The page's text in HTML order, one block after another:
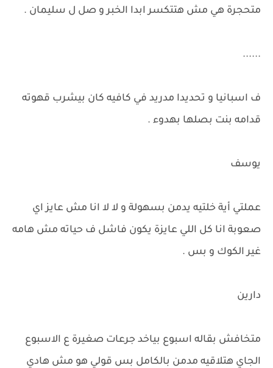
متحجرة هي مش هتتكسر ابدا الخبر و صل ل سليمان .
......
ف اسبانيا و تحديدا مدريد في كافيه كان بيشرب قهوته
قدامه بنت بصلها بهدوء .
يوسف
عملتي أية خلتيه يدمن بسهولة و لا لا انا مش عايز اي
صعوبة انا كل اللي عايزة يكون فاشل ف حياته مش هامه
غير الكوك و بس .
دارين
متخافش بقاله اسبوع بياخد جرعات صغيرة ع الاسبوع
الجاي هتلاقيه مدمن بالكامل بس قولي هو مش هادي